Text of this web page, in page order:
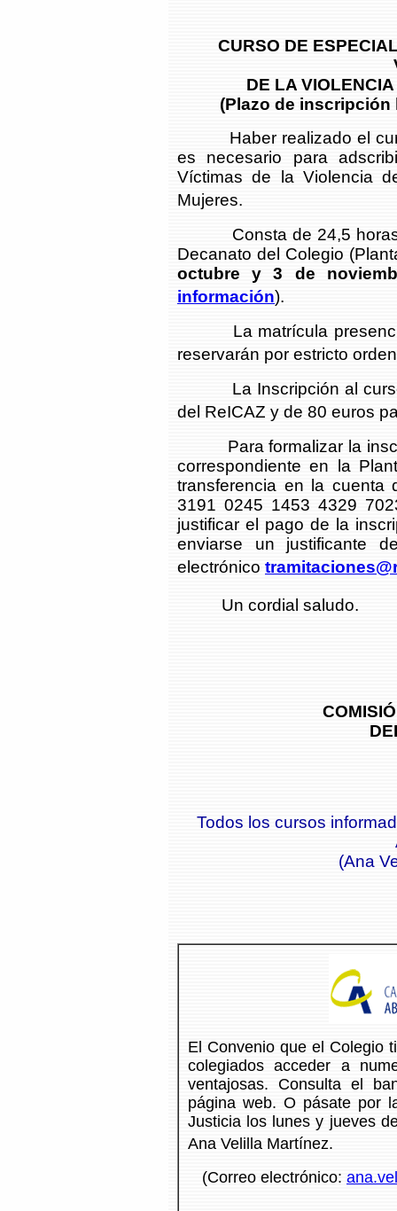
CURSO DE
DE LA
(Plazo de
Haber realizado el
es necesario para
Víctimas de la Violencia
Mujeres.
Consta de 24,5 horas
Decanato del Colegio
octubre y 3 de
información).
La matrícula presencial
reservarán por estricto
La Inscripción al curso
del ReICAZ y de 80 euros
Para formalizar la
correspondiente en la
transferencia en la cuenta
3191 0245 1453 4329
justificar el pago de la
enviarse un justificante
electrónico
Un cordial saludo.
Todos los cursos
(Ana
El Convenio que el Colegio
colegiados acceder a
ventajosas. Consulta el
página web. O pásate por
Justicia los lunes y jueves
Ana Velilla Martínez.
(Correo electrónico: